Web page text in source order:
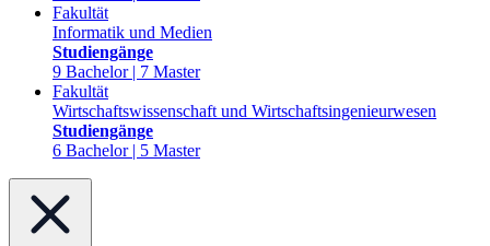
Fakultät
Informatik und Medien
Studiengänge
9 Bachelor | 7 Master
Fakultät
Wirtschaftswissenschaft und Wirtschaftsingenieurwesen
Studiengänge
6 Bachelor | 5 Master